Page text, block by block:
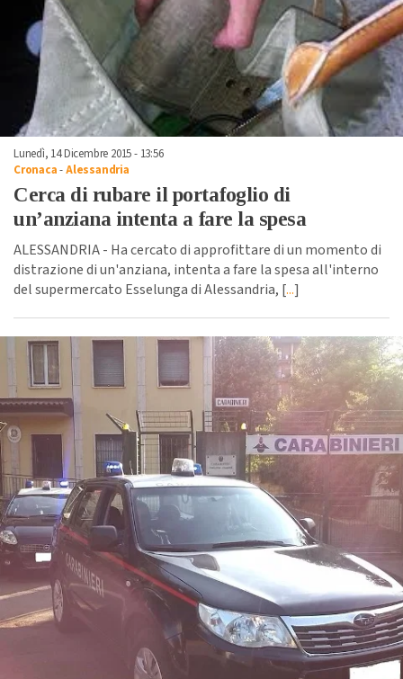
Lunedì, 14 Dicembre 2015 - 13:56
Cronaca-Alessandria
Cerca di rubare il portafoglio di
un’anziana intenta a fare la spesa
ALESSANDRIA - Ha cercato di approfittare di un momento di
distrazione di un'anziana, intenta a fare la spesa all'interno
del supermercato Esselunga di Alessandria, [...]